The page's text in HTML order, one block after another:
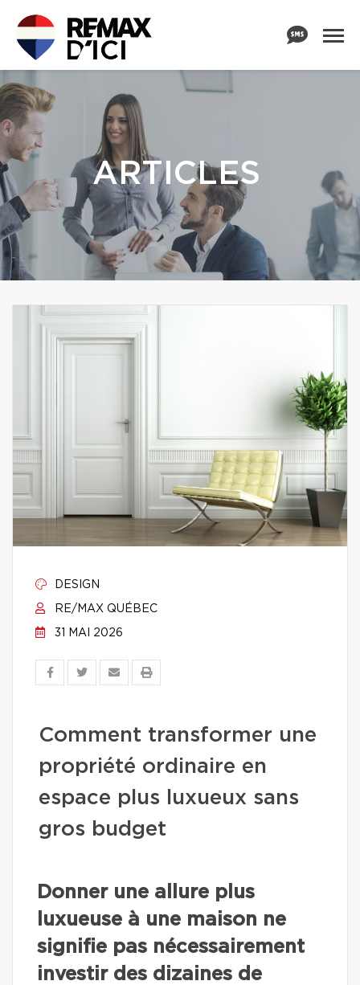
ARTICLES
DESIGN
RE/MAX QUÉBEC
31 MAI 2026
Comment transformer une
propriété ordinaire en
espace plus luxueux sans
gros budget
Donner une allure plus
luxueuse à une maison ne
signifie pas nécessairement
investir des dizaines de